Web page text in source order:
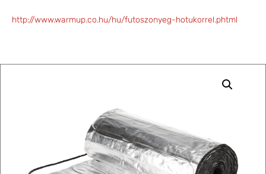
http://www.warmup.co.hu/hu/futoszonyeg-hotukorrel.phtml